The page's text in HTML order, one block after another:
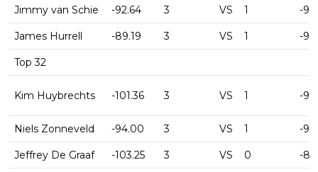
Jimmy van Schie -92.64 3 VS 1 -
James Hurrell -89.19 3 VS 1 -
Top 32
Kim Huybrechts -101.36 3 VS 1 -
Niels Zonneveld -94.00 3 VS 1 -
Jeffrey De Graaf -103.25 3 VS 0 -